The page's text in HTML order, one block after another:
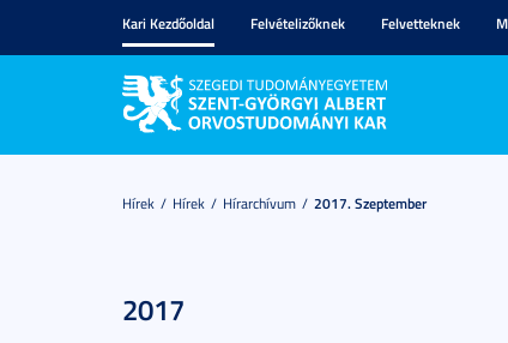
Kari Kezdőoldal Felvételizőknek Felvetteknek
Hírek Hírek Hírarchívum 2017. Szeptember
2017